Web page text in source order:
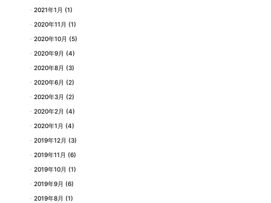
2021年1月 (1)
2020年11月 (1)
2020年10月 (5)
2020年9月 (4)
2020年8月 (3)
2020年6月 (2)
2020年3月 (2)
2020年2月 (4)
2020年1月 (4)
2019年12月 (3)
2019年11月 (6)
2019年10月 (1)
2019年9月 (6)
2019年8月 (1)